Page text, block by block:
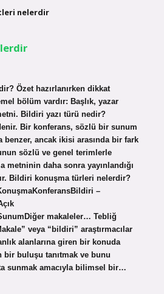
nelerdir
Özet hazırlanırken dikkat
bölüm vardır: Başlık, yazar
Bildiri yazı türü nedir?
Bir konferans, sözlü bir sunum
ancak ikisi arasında bir fark
sözlü ve genel terimlerle
metninin daha sonra yayınlandığı
Bildiri konuşma türleri nelerdir?
–
makaleler… Tebliğ
veya “bildiri” araştırmacılar
alanlarına giren bir konuda
buluşu tanıtmak ve bunu
sunmak amacıyla bilimsel bir…